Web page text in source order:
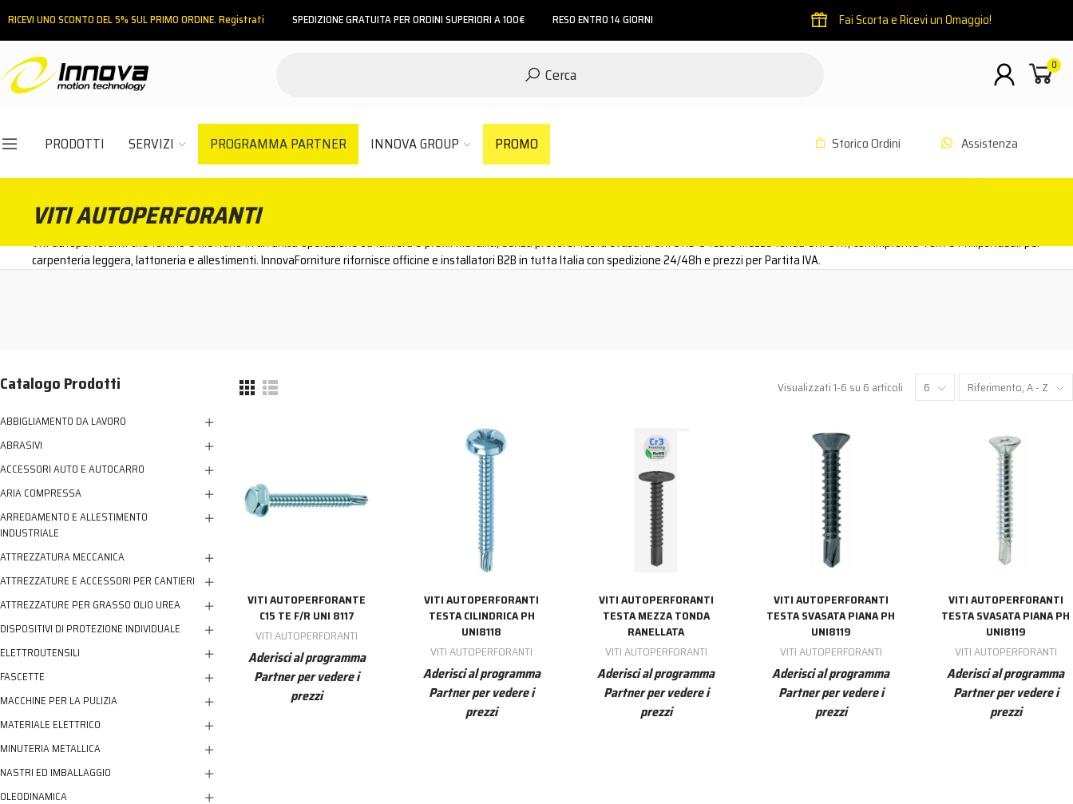
RICEVI UNO SCONTO DEL 5% SUL PRIMO ORDINE. Registrati SPEDIZIONE GRATUITA PER ORDINI SUPERIORI A 100€ RESO ENTRO 14 GIORNI Fai Scorta e Ricevi un Omaggio!
Cerca 0
PRODOTTI SERVIZI PROGRAMMA PARTNER INNOVA GROUP PROMO Storico Ordini Assistenza
INDIETRO HOME MINUTERIA METALLICA
VITI AUTOPERFORANTI
Viti autoperforanti che forano e filettano in un'unica operazione su lamiera e profili metallici, senza preforo: testa svasata UNI 8119 e testa mezza tonda UNI 8117, con impronta Torx e Philips. Ideali per
carpenteria leggera, lattoneria e allestimenti. InnovaForniture rifornisce officine e installatori B2B in tutta Italia con spedizione 24/48h e prezzi per Partita IVA.
Visualizzati 1-6 su 6 articoli 6 Riferimento, A - Z
VITI AUTOPERFORANTE
C15 TE F/R UNI 8117
VITI AUTOPERFORANTI
Aderisci al programma
Partner per vedere i
prezzi
VITI AUTOPERFORANTI
TESTA CILINDRICA PH
UNI8118
VITI AUTOPERFORANTI
Aderisci al programma
Partner per vedere i
prezzi
VITI AUTOPERFORANTI
TESTA MEZZA TONDA
RANELLATA
VITI AUTOPERFORANTI
Aderisci al programma
Partner per vedere i
prezzi
VITI AUTOPERFORANTI
TESTA SVASATA PIANA PH
UNI8119
VITI AUTOPERFORANTI
Aderisci al programma
Partner per vedere i
prezzi
VITI AUTOPERFORANTI
TESTA SVASATA PIANA PH
UNI8119
VITI AUTOPERFORANTI
Aderisci al programma
Partner per vedere i
prezzi
Catalogo Prodotti
ABBIGLIAMENTO DA LAVORO
ABRASIVI
ACCESSORI AUTO E AUTOCARRO
ARIA COMPRESSA
ARREDAMENTO E ALLESTIMENTO
INDUSTRIALE
ATTREZZATURA MECCANICA
ATTREZZATURE E ACCESSORI PER CANTIERI
ATTREZZATURE PER GRASSO OLIO UREA
DISPOSITIVI DI PROTEZIONE INDIVIDUALE
ELETTROUTENSILI
FASCETTE
MACCHINE PER LA PULIZIA
MATERIALE ELETTRICO
MINUTERIA METALLICA
NASTRI ED IMBALLAGGIO
OLEODINAMICA
NESSUN ACCOUNTCREA UN NUOVO ACCOUNT
Contattaci